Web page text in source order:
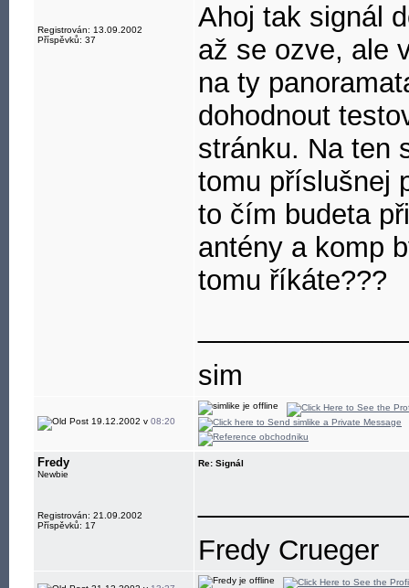
Registrován: 13.09.2002
Příspěvků: 37
Ahoj tak signál
až se ozve, ale
na ty
dohodnout
stránku. Na ten
tomu příslušnej
to čím budeta
antény a komp
tomu říkáte???
sim
19.12.2002 v 08:20
Fredy
Newbie
Registrován: 21.09.2002
Příspěvků: 17
Re: Signál
Fredy Crueger